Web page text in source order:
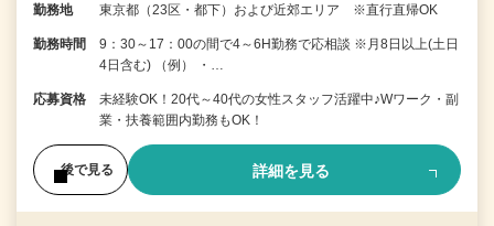
勤務地 東京都（23区・都下）および近郊エリア ※直行直帰OK
勤務時間
9：30～17：00の間で4～6H勤務で応相談 ※月8日以上(土日
4日含む) （例） ・…
応募資格
未経験OK！20代～40代の女性スタッフ活躍中♪Wワーク・副
業・扶養範囲内勤務もOK！
後で見る 詳細を見る